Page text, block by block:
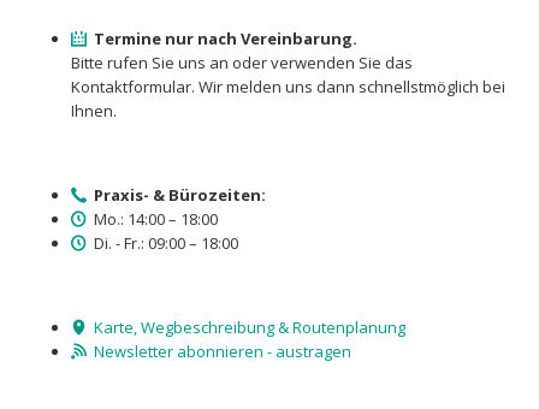
Termine nur nach Vereinbarung.
Bitte rufen Sie uns an oder verwenden Sie das
Kontaktformular. Wir melden uns dann schnellstmöglich bei
Ihnen.
Praxis- & Bürozeiten:
Mo.: 14:00 – 18:00
Di. - Fr.: 09:00 – 18:00
Karte, Wegbeschreibung & Routenplanung
Newsletter abonnieren - austragen